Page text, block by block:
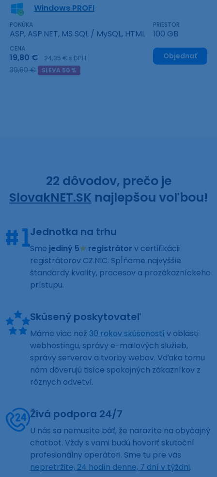
Windows PROFI
PONÚKA
ASP, ASP.NET, MS SQL / MySQL, HTML
PRIESTOR
100 GB
CENA
19,80 € 24,35 € s DPH
39,60 € SLEVA 50 %
Objednať
22 dôvodov, prečo je
SlovakNET.SK najlepšou voľbou!
Jednotka na trhu
Sme jediný 5★ registrátor v certifikácii
registrátorov CZ.NIC. Spĺňame najvyššie
štandardy kvality, procesov a prozákazníckeho
prístupu.
Skúsený poskytovateľ
Máme viac než 30 rokov skúseností v oblasti
webhostingu, správy e-mailových služieb,
správy serverov a tvorby webov. Vďaka tomu
nám dôverujú tisíce spokojných zákazníkov z
rôznych odvetví.
Živá podpora 24/7
U nás sa nemusíte báť, že narazíte na obyčajný
chatbot. Vždy s vami budú hovoriť skutoční
profesionálny operátori. Sme tu pre vás
nepretržite, 24 hodín denne, 7 dní v týždni.